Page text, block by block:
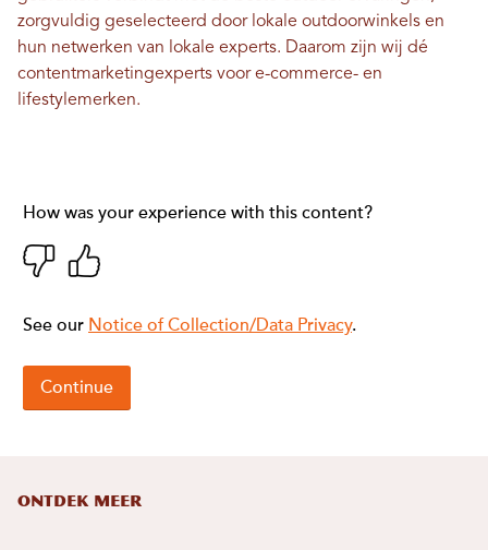
zorgvuldig geselecteerd door lokale outdoorwinkels en
hun netwerken van lokale experts. Daarom zijn wij dé
contentmarketingexperts voor e-commerce- en
lifestylemerken.
ONTDEK MEER